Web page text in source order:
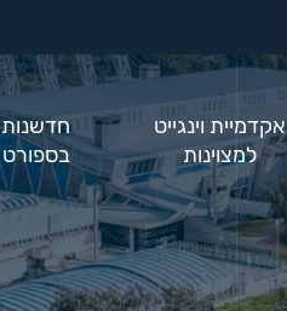
אקדמיית וינגייט
למצוינות
חדשנות
בספורט